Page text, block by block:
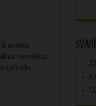
sniedz
novēršot